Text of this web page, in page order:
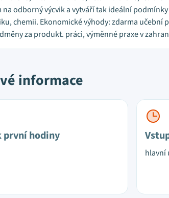
na odborný výcvik a vytváří tak ideální
chemii. Ekonomické výhody: zdarma
za produkt. práci, výměnné praxe v
informace
první hodiny
hlavní